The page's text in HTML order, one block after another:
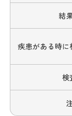
結
疾患がある時
検